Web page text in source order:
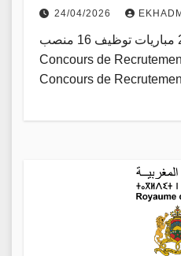
24/04/2026
بنك المغرب 2026 مباريات توظيف 16 منصب
Concours de
Concours de